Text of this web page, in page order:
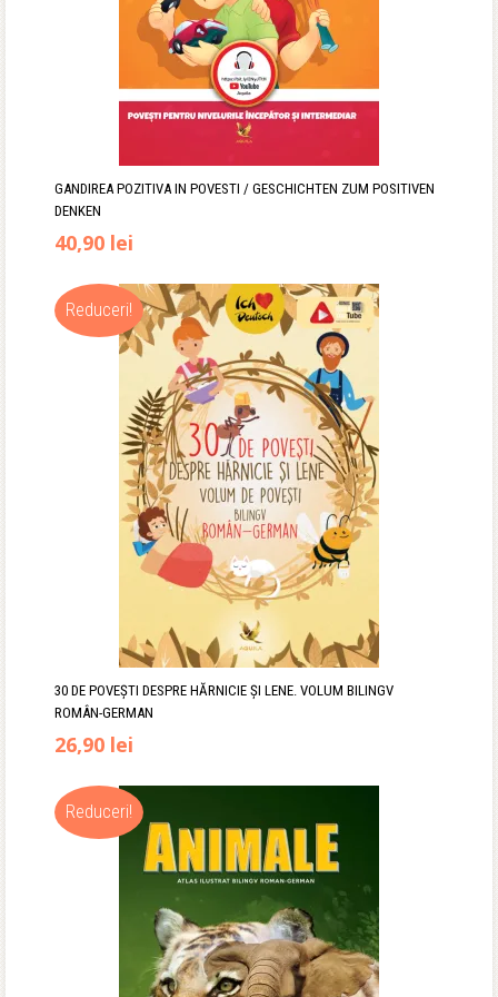
GANDIREA POZITIVA IN POVESTI / GESCHICHTEN ZUM POSITIVEN
DENKEN
40,90 lei
Reduceri!
30 DE POVEȘTI DESPRE HĂRNICIE ȘI LENE. VOLUM BILINGV
ROMÂN-GERMAN
Prețul
inițial
a
26,90 lei
curent
este:
26,90 lei.
Reduceri!